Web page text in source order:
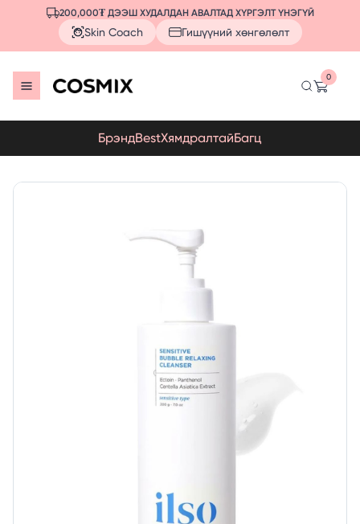
200,000₮ ДЭЭШ ХУДАЛДАН АВАЛТАД ХҮРГЭЛТ ҮНЭГҮЙ
Skin Coach Гишүүний хөнгөлөлт
0
БрэндBestХямдралтайБагц